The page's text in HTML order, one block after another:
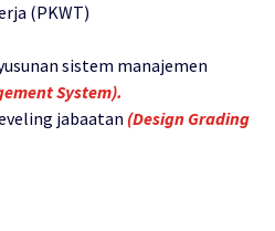
(PKWT)
sistem manajemen
System).
jabaatan (Design Grading